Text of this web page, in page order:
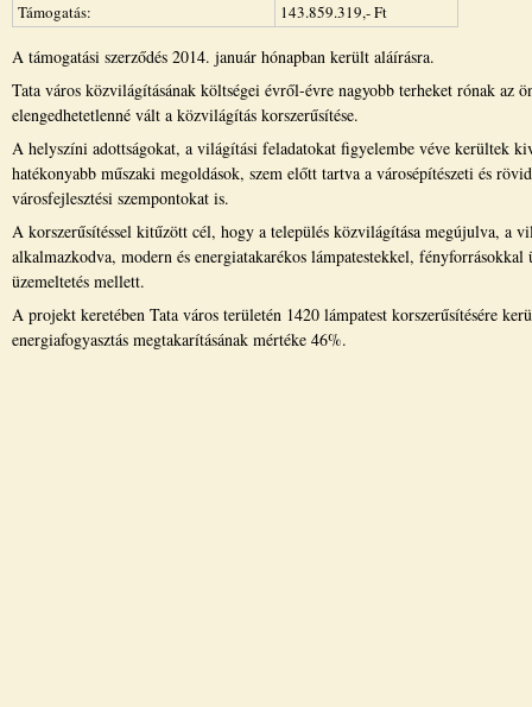
Támogatás:
143.859.319,- Ft
A támogatási szerződés 2014. január hónapban került aláírásra.
Tata város közvilágításának költségei évről-évre nagyobb terheket rónak az
elengedhetetlenné vált a közvilágítás korszerűsítése.
A helyszíni adottságokat, a világítási feladatokat figyelembe véve kerültek
hatékonyabb műszaki megoldások, szem előtt tartva a városépítészeti és
városfejlesztési szempontokat is.
A korszerűsítéssel kitűzött cél, hogy a település közvilágítása megújulva, a
alkalmazkodva, modern és energiatakarékos lámpatestekkel, fényforrásokkal
üzemeltetés mellett.
A projekt keretében Tata város területén 1420 lámpatest korszerűsítésére
energiafogyasztás megtakarításának mértéke 46%.